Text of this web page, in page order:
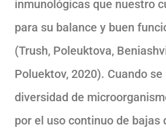
inmunológicas que nuestro
para su balance y buen
(Trush, Poleuktova,
Poluektov, 2020). Cuando
diversidad de
por el uso continuo de bajas